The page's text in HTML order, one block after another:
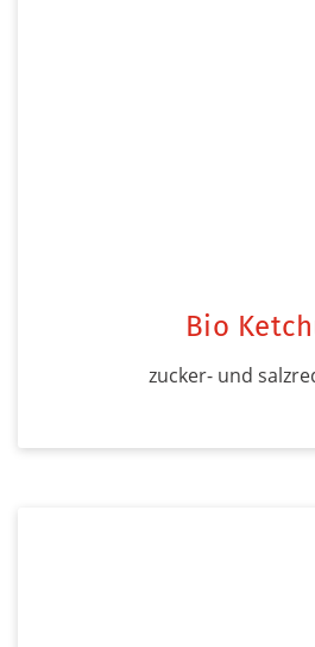
Bio
zucker- und